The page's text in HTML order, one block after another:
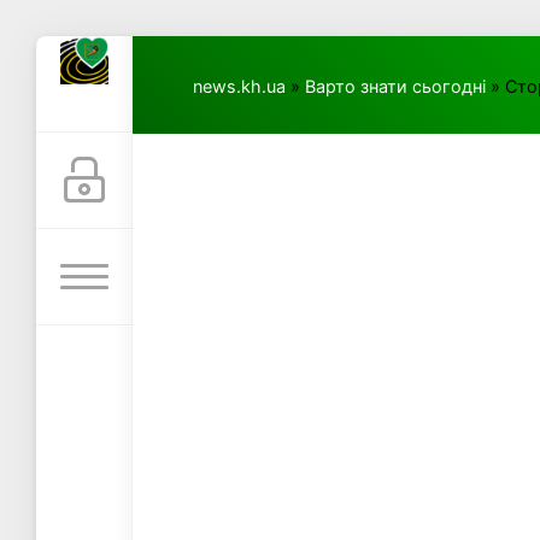
news.kh.ua » Варто знати сьогодні »